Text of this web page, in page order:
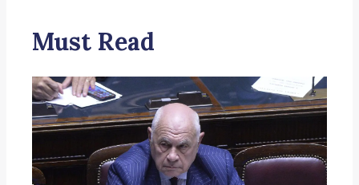
Must Read